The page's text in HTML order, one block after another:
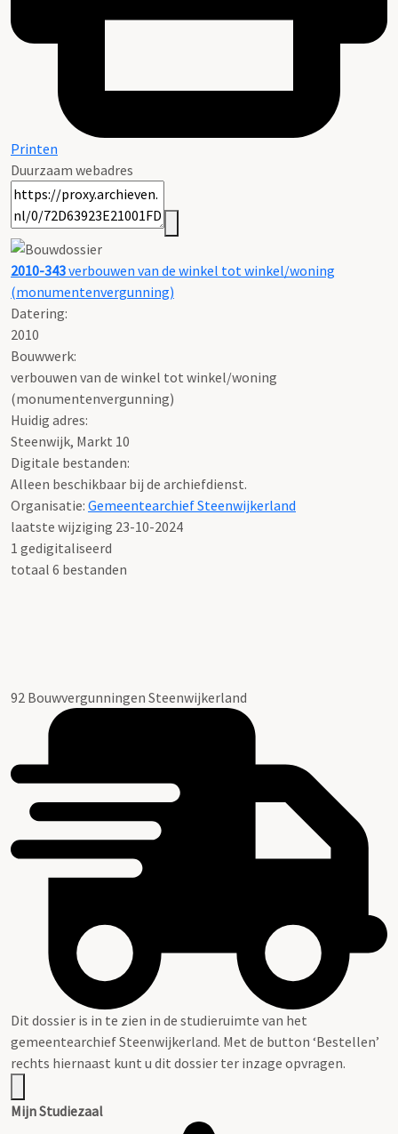
Printen
Duurzaam webadres
2010-343verbouwen van de winkel tot winkel/woning
(monumentenvergunning)
Datering:
2010
Bouwwerk:
verbouwen van de winkel tot winkel/woning
(monumentenvergunning)
Huidig adres:
Steenwijk, Markt 10
Digitale bestanden:
Alleen beschikbaar bij de archiefdienst.
Organisatie: Gemeentearchief Steenwijkerland
laatste wijziging 23-10-2024
1 gedigitaliseerd
totaal 6 bestanden
92 Bouwvergunningen Steenwijkerland
Dit dossier is in te zien in de studieruimte van het
gemeentearchief Steenwijkerland. Met de button ‘Bestellen’
rechts hiernaast kunt u dit dossier ter inzage opvragen.
Mijn Studiezaal